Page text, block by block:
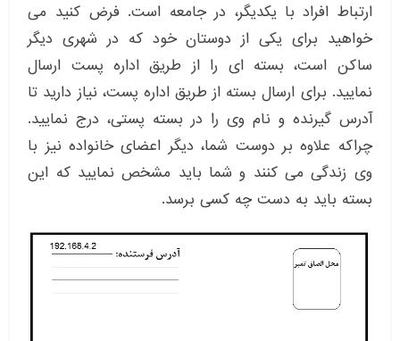
ارتباط افراد با یکدیگر، در جامعه است. فرض کنید می
خواهید برای یکی از دوستان خود که در شهری دیگر
ساکن است، بسته ای را از طریق اداره پست ارسال
نمایید. برای ارسال بسته از طریق اداره پست، نیاز دارید تا
آدرس گیرنده و نام وی را در بسته پستی، درج نمایید.
چراکه علاوه بر دوست شما، دیگر اعضای خانواده نیز با
وی زندگی می کنند و شما باید مشخص نمایید که این
بسته باید به دست چه کسی برسد.